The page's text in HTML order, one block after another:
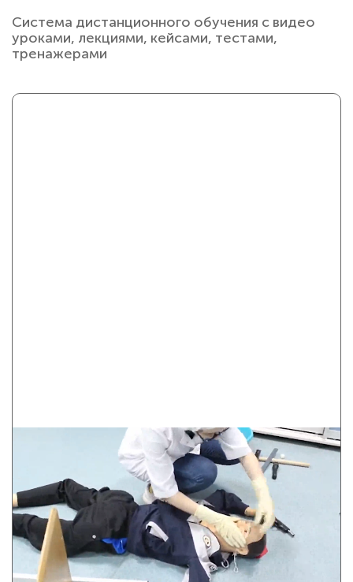
Система дистанционного обучения с видео
уроками, лекциями, кейсами, тестами,
тренажерами